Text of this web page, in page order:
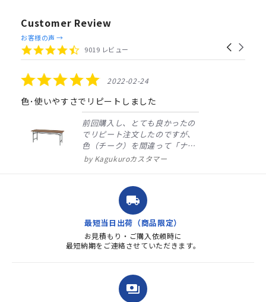
Customer Review
Reviews
carousel
Carousel
arrows
4.4
star
9019 レビュー
お客様の声 →
5.0
star
rating
2022-02-24
色･使いやすさでリピートしました
前回購入し、とても良かったの
でリピート注文したのですが、
色（チーク）を間違って「ナチ
ュラル」としてしまいました。
ました。商品到着も早く、品
質・使いやすさで満足していま
す。また、リピートするときは
よろしくお...
Kagukuroカスタマー
local_shipping
最短当日出荷（商品限定）
お見積もり・ご購入依頼時に
最短納期をご連絡させていただきます。
payments